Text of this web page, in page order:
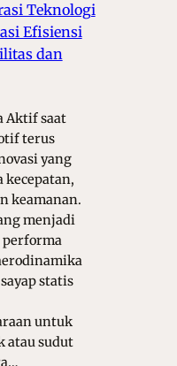
Teknologi
Efisiensi
dan
Aktif saat
terus
yang
kecepatan,
keamanan.
menjadi
performa
statis
untuk
atau sudut